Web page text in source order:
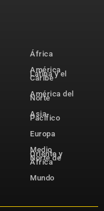
África
América
Latina y el
Caribe
América del
Norte
Asia-
Pacífico
Europa
Medio
Oriente y
Norte de
África
Mundo